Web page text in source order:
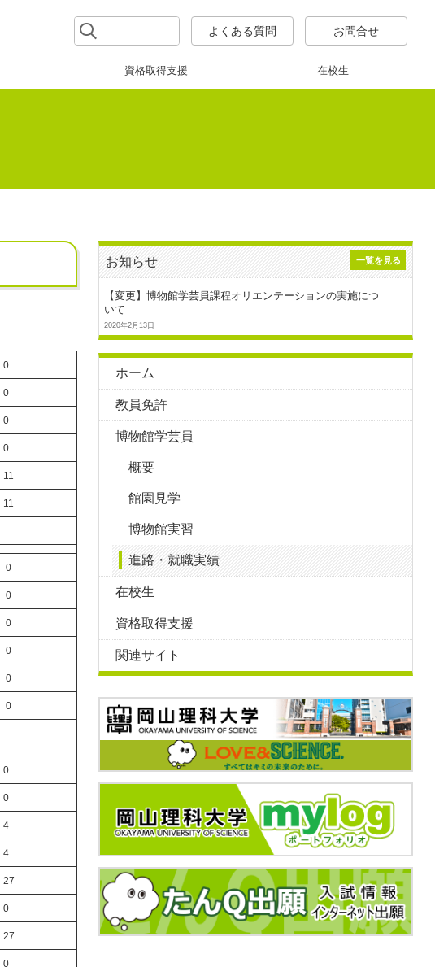
よくある質問 お問合せ
資格取得支援 在校生
0
0
0
0
11
11
0
0
0
0
0
0
0
0
4
4
27
0
27
0
お知らせ 一覧を見る
【変更】博物館学芸員課程オリエンテーションの実施につ
いて
2020年2月13日
ホーム
教員免許
博物館学芸員
概要
館園見学
博物館実習
進路・就職実績
在校生
資格取得支援
関連サイト